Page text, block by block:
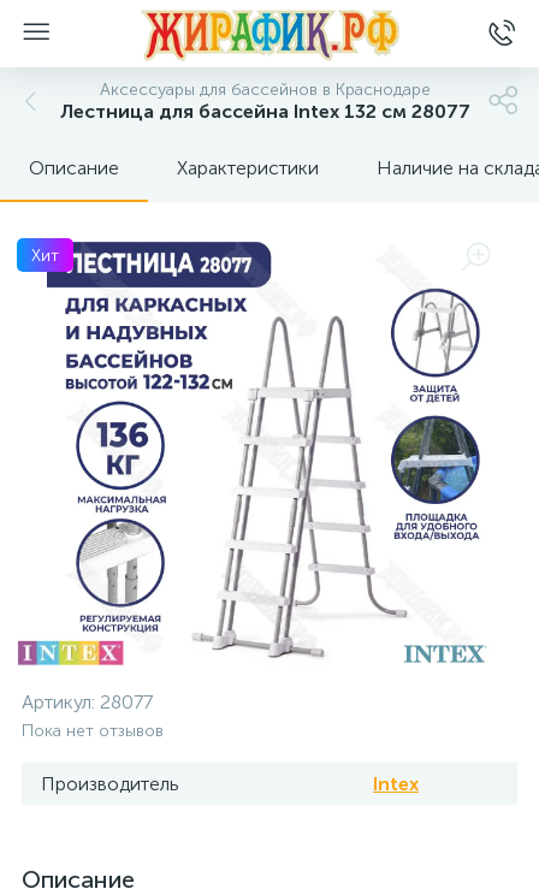
Аксессуары для бассейнов в Краснодаре
Лестница для бассейна Intex 132 см 28077
Описание Характеристики Наличие на
Хит
Артикул: 28077
Пока нет отзывов
Производитель Intex
Описание